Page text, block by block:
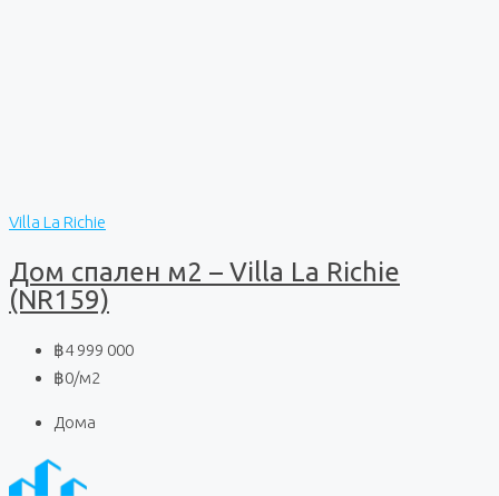
Villa La Richie
Дом спален м2 – Villa La Richie
(NR159)
฿4 999 000
฿0/м2
Дома